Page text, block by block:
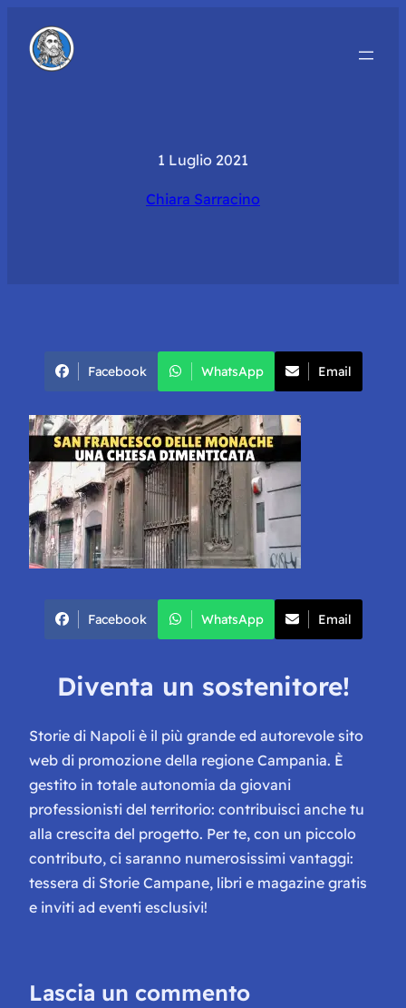
1 Luglio 2021
Chiara Sarracino
Facebook WhatsApp Email
Facebook WhatsApp Email
Diventa un sostenitore!
Storie di Napoli è il più grande ed autorevole sito
web di promozione della regione Campania. È
gestito in totale autonomia da giovani
professionisti del territorio: contribuisci anche tu
alla crescita del progetto. Per te, con un piccolo
contributo, ci saranno numerosissimi vantaggi:
tessera di Storie Campane, libri e magazine gratis
e inviti ad eventi esclusivi!
Lascia un commento